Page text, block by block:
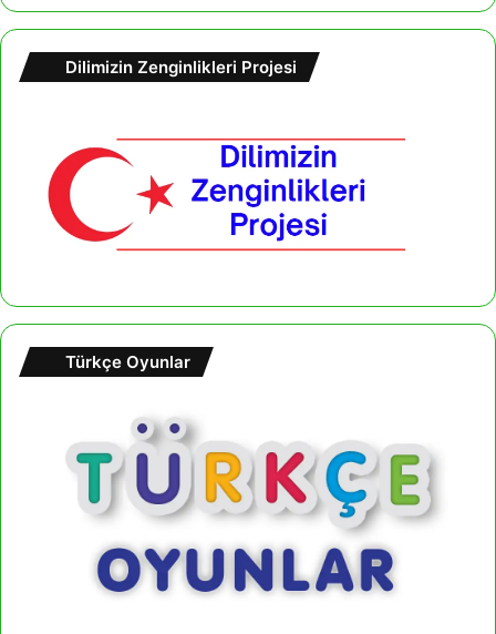
Dilimizin Zenginlikleri Projesi
Türkçe Oyunlar